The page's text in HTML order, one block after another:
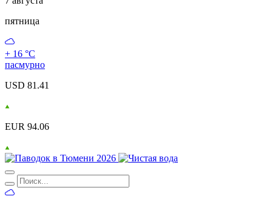
пятница
+ 16 °С
пасмурно
USD 81.41
EUR 94.06